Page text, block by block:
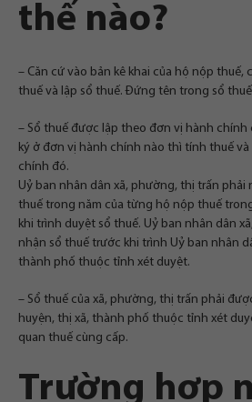
thế nào?
– Căn cứ vào bản kê khai của hộ nộp thuế,
thuế và lập sổ thuế. Đứng tên trong sổ
– Sổ thuế được lập theo đơn vị hành
ký ở đơn vị hành chính nào thì tính thuế
chính đó.
Uỷ ban nhân dân xã, phường, thị trấn phải
thuế trong năm của từng hộ nộp thuế
khi trình duyệt sổ thuế. Uỷ ban nhân dân
nhận sổ thuế trước khi trình Uỷ ban nhân
thành phố thuộc tỉnh xét duyệt.
– Sổ thuế của xã, phường, thị trấn phải
huyện, thị xã, thành phố thuộc tỉnh xét
quan thuế cùng cấp.
Trường hợp